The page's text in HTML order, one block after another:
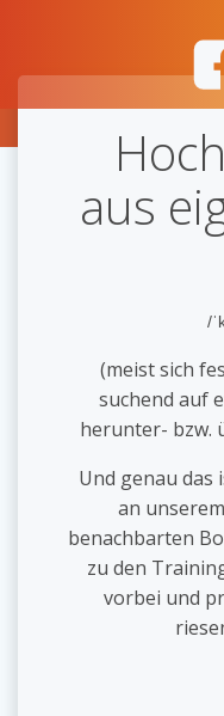
aus
/
(meist sich
suchend auf
herunter- bzw.
Und genau
an
benachbarten
zu den
vorbei und